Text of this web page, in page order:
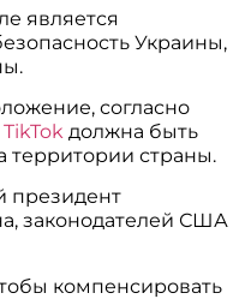
является
Украины,
согласно
должна быть
территории страны.
президент
законодателей США
компенсировать